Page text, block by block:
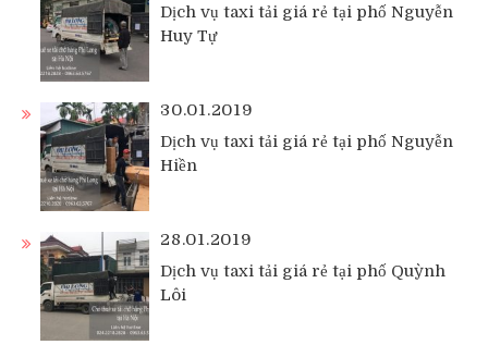
Dịch vụ taxi tải giá rẻ tại phố Nguyễn
Huy Tự
30.01.2019
Dịch vụ taxi tải giá rẻ tại phố Nguyễn
Hiền
28.01.2019
Dịch vụ taxi tải giá rẻ tại phố Quỳnh
Lôi